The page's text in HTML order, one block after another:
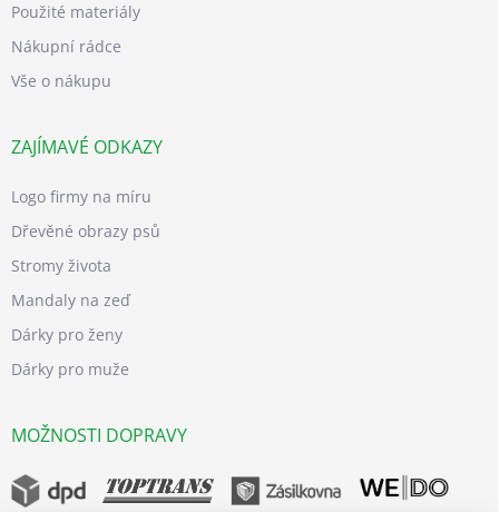
Použité materiály
Nákupní rádce
Vše o nákupu
ZAJÍMAVÉ ODKAZY
Logo firmy na míru
Dřevěné obrazy psů
Stromy života
Mandaly na zeď
Dárky pro ženy
Dárky pro muže
MOŽNOSTI DOPRAVY